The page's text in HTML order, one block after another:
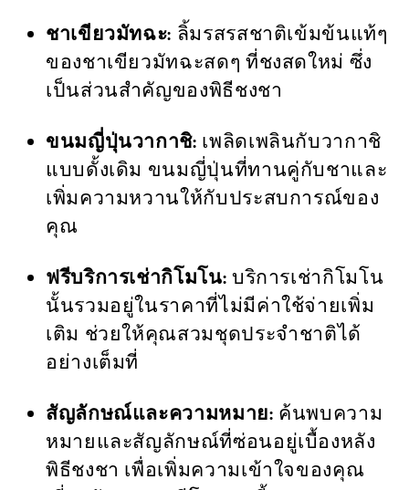
ชาเขียวมัทฉะ: ลิ้มรสรสชาติเข้มข้นแท้ๆ
ของชาเขียวมัทฉะสดๆ ที่ชงสดใหม่ ซึ่ง
เป็นส่วนสำคัญของพิธีชงชา
ขนมญี่ปุ่นวากาชิ: เพลิดเพลินกับวากาชิ
แบบดั้งเดิม ขนมญี่ปุ่นที่ทานคู่กับชาและ
เพิ่มความหวานให้กับประสบการณ์ของ
คุณ
ฟรีบริการเช่ากิโมโน: บริการเช่ากิโมโน
นั้นรวมอยู่ในราคาที่ไม่มีค่าใช้จ่ายเพิ่ม
เติม ช่วยให้คุณสวมชุดประจำชาติได้
อย่างเต็มที่
สัญลักษณ์และความหมาย: ค้นพบความ
หมายและสัญลักษณ์ที่ซ่อนอยู่เบื้องหลัง
พิธีชงชา เพื่อเพิ่มความเข้าใจของคุณ